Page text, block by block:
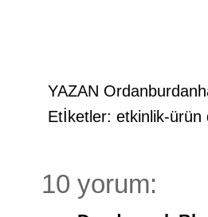
YAZAN
Etİketler: etkinlik-ürün
10 yorum: